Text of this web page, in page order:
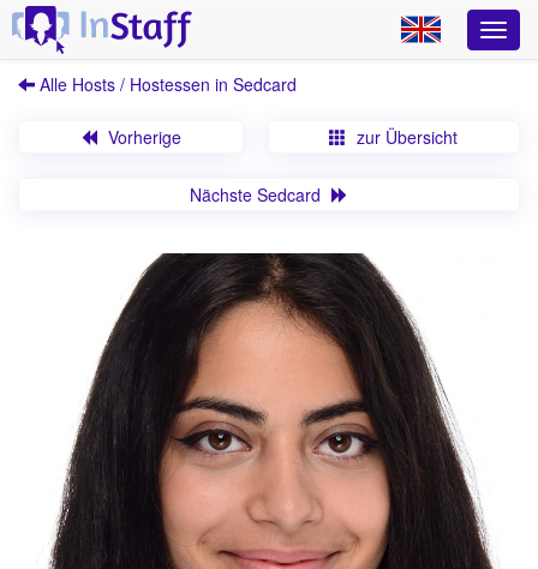
Alle Hosts / Hostessen in Sedcard
Vorherige zur Übersicht
Nächste Sedcard